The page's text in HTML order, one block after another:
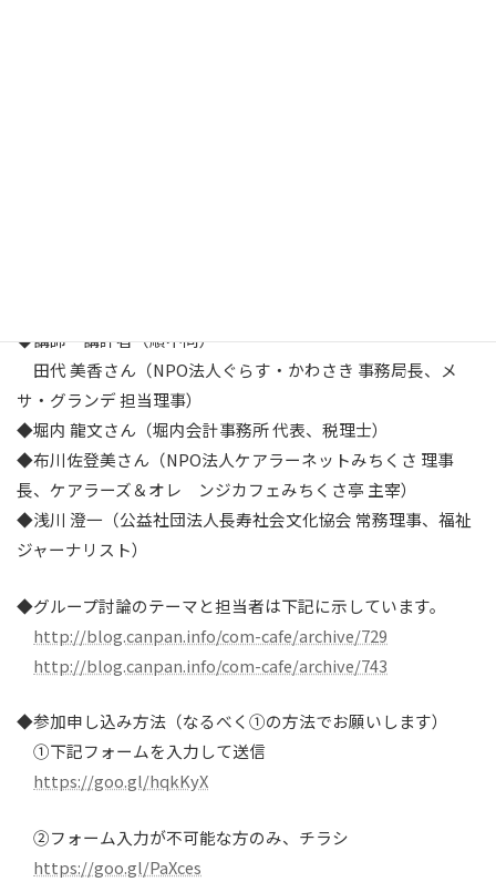
◆講師・講評者（順不同）
田代 美香さん（NPO法人ぐらす・かわさき 事務局長、メ
サ・グランデ 担当理事）
◆堀内 龍文さん（堀内会計事務所 代表、税理士）
◆布川佐登美さん（NPO法人ケアラーネットみちくさ 理事
長、ケアラーズ＆オレ ンジカフェみちくさ亭 主宰）
◆浅川 澄一（公益社団法人長寿社会文化協会 常務理事、福祉
ジャーナリスト）
◆グループ討論のテーマと担当者は下記に示しています。
http://blog.canpan.info/com-cafe/archive/729
http://blog.canpan.info/com-cafe/archive/743
◆参加申し込み方法（なるべく①の方法でお願いします）
①下記フォームを入力して送信
https://goo.gl/hqkKyX
②フォーム入力が不可能な方のみ、チラシ
https://goo.gl/PaXces